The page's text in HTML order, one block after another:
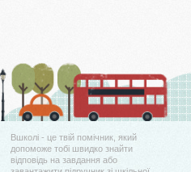
Вшколі - це твій помічник, який
допоможе тобі швидко знайти
відповідь на завдання або